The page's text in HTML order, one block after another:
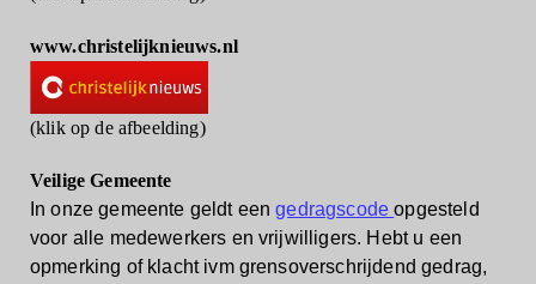
www.christelijknieuws.nl
(klik op de afbeelding)
Veilige Gemeente
In onze gemeente geldt eengedragscodeopgesteld
voor alle medewerkers en vrijwilligers. Hebt u een
opmerking of klacht ivm grensoverschrijdend gedrag,